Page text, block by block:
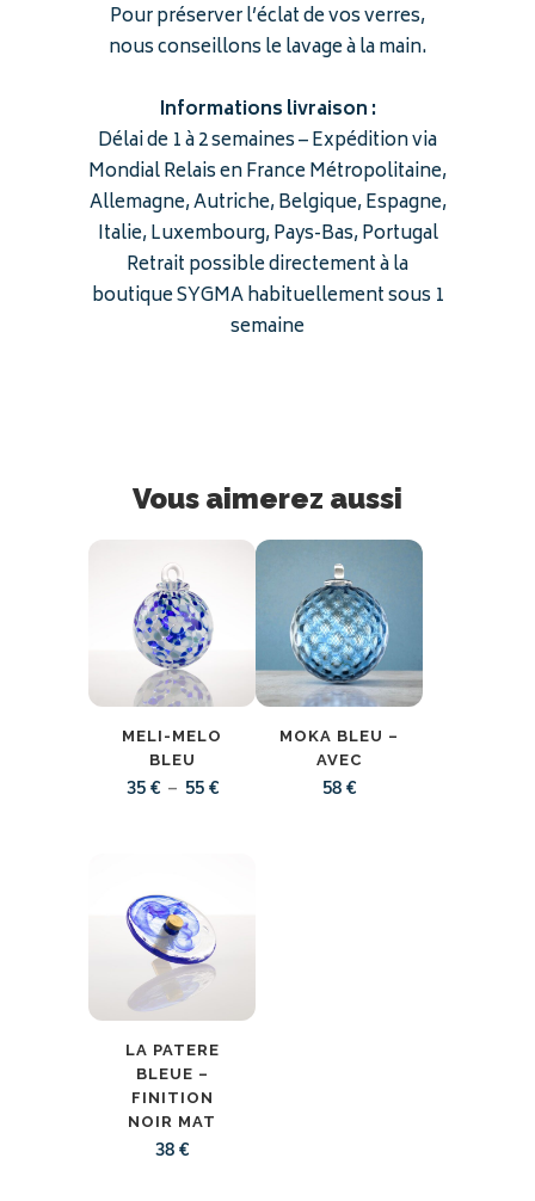
Pour préserver l’éclat de vos verres,
nous conseillons le lavage à la main.
Informations livraison :
Délai de 1 à 2 semaines – Expédition via
Mondial Relais en France Métropolitaine,
Allemagne, Autriche, Belgique, Espagne,
Italie, Luxembourg, Pays-Bas, Portugal
Retrait possible directement à la
boutique SYGMA habituellement sous 1
semaine
MELI-MELO
BLEU
35 € – 55 €Plage
MOKA BLEU –
AVEC
58 €
LA PATERE
BLEUE –
FINITION
NOIR MAT
38 €